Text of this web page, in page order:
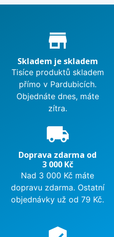
Proč nakupovat u nás?
store_mall_directory
Skladem je skladem
Tisíce produktů skladem
přímo v Pardubicích.
Objednáte dnes, máte
zítra.
local_shipping
Doprava zdarma od
3 000 Kč
Nad 3 000 Kč máte
dopravu zdarma. Ostatní
objednávky už od 79 Kč.